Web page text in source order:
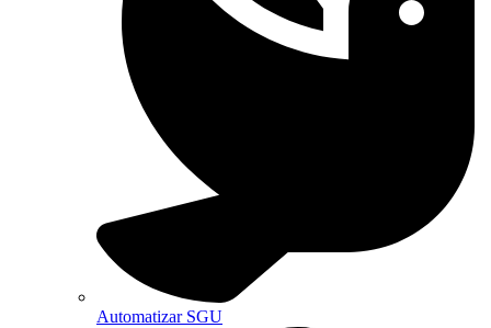
Automatizar SGU